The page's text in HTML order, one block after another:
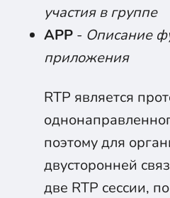
участия в группе
APP - Описание
приложения
RTP является
поэтому для
двусторонней
две RTP сессии,